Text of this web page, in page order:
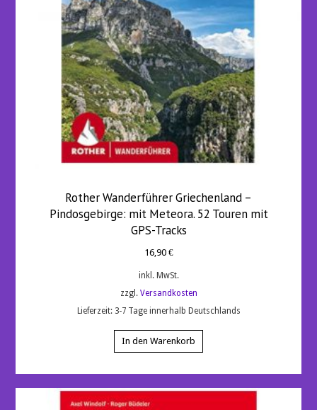
Rother Wanderführer Griechenland –
Pindosgebirge: mit Meteora. 52 Touren mit
GPS-Tracks
16,90 €
inkl. MwSt.
zzgl. Versandkosten
Lieferzeit: 3-7 Tage innerhalb Deutschlands
In den Warenkorb